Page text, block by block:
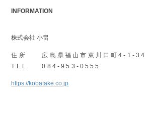
INFORMATION
株式会社 小畠
住所
広島県福山市東川口町4-1-34
TEL
084-953-0555
https://kobatake.co.jp